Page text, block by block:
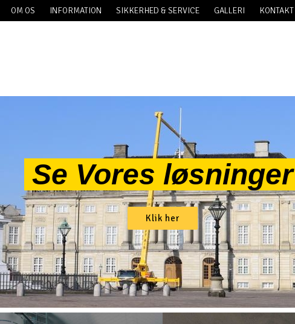
OM OS INFORMATION SIKKERHED & SERVICE GALLERI KONTAKT
Se Vores løsninger
Klik her